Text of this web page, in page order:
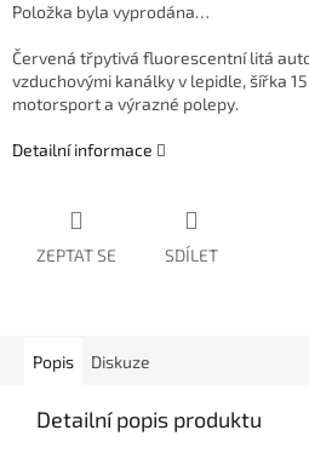
Položka byla vyprodána…
Červená třpytivá fluorescentní litá
vzduchovými kanálky v lepidle, šířka
motorsport a výrazné polepy.
Detailní informace
ZEPTAT SE SDÍLET
Popis Diskuze
Detailní popis produktu